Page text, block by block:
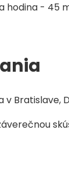
hodina - 45
v Bratislave,